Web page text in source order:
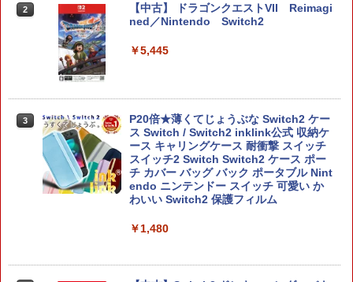
2
【中古】 ドラゴンクエストVII Reimagi
ned／Nintendo Switch2
￥5,445
3
P20倍★薄くてじょうぶな Switch2 ケー
ス Switch / Switch2 inklink公式 収納ケ
ース キャリングケース 耐衝撃 スイッチ
スイッチ2 Switch Switch2 ケース ポー
チ カバー バッグ バック ポータブル Nint
endo ニンテンドー スイッチ 可愛い か
わいい Switch2 保護フィルム
￥1,480